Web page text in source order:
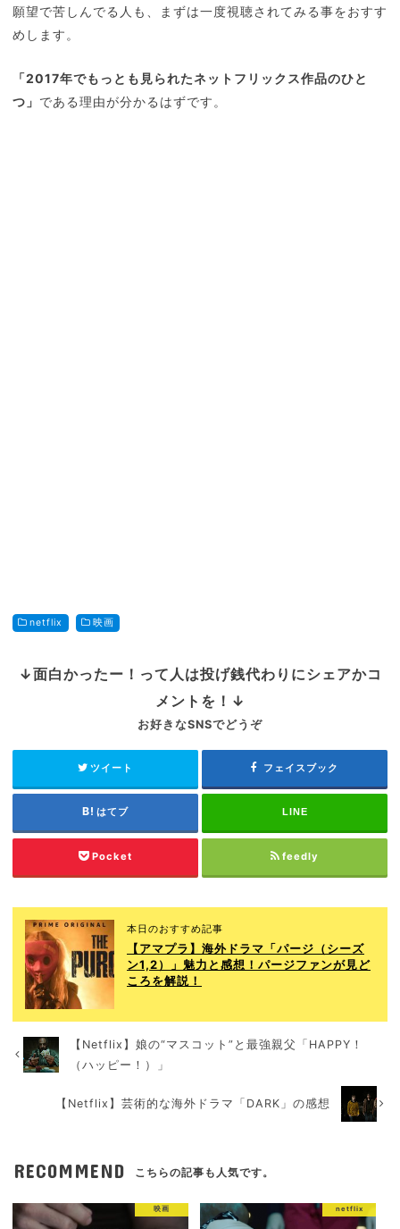
願望で苦しんでる人も、まずは一度視聴されてみる事をおすす
めします。
「2017年でもっとも見られたネットフリックス作品のひと
つ」 である理由が分かるはずです。
netflix 映画
↓面白かったー！って人は投げ銭代わりにシェアかコ
メントを！↓
お好きなSNSでどうぞ
ツイート フェイスブック
はてブ LINE
Pocket feedly
本日のおすすめ記事
【アマプラ】海外ドラマ「パージ（シーズ
ン1,2）」魅力と感想！パージファンが見ど
ころを解説！
【Netflix】娘の“マスコット”と最強親父「HAPPY！
（ハッピー！）」
【Netflix】芸術的な海外ドラマ「DARK」の感想
RECOMMEND こちらの記事も人気です。
映画 netflix